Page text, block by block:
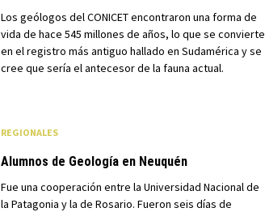
Los geólogos del CONICET encontraron una forma de
vida de hace 545 millones de años, lo que se convierte
en el registro más antiguo hallado en Sudamérica y se
cree que sería el antecesor de la fauna actual.
REGIONALES
Alumnos de Geología en Neuquén
Fue una cooperación entre la Universidad Nacional de
la Patagonia y la de Rosario. Fueron seis días de